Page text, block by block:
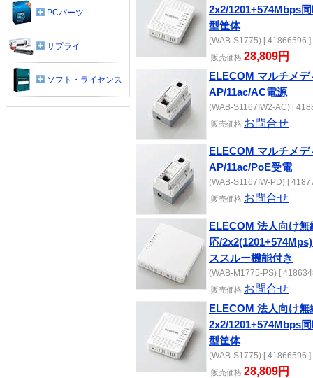
2x2/1201+574Mbps
型筐体
(WAB-S1775) [ 41866596 ]
販売価格 28,809円
ELECOM マルチメ
AP/11ac/AC電源
(WAB-S1167IW2-AC) [
販売価格 お問合せ
ELECOM マルチメ
AP/11ac/PoE受電
(WAB-S1167IW-PD) [
販売価格 お問合せ
ELECOM 法人向け
応/
ススルー機能付き
(WAB-M1775-PS) [
販売価格 お問合せ
ELECOM 法人向け
2x2/1201+574Mbps
型筐体
(WAB-S1775) [ 41866596 ]
販売価格 28,809円
PCパーツ
サプライ
ソフト・ライセンス